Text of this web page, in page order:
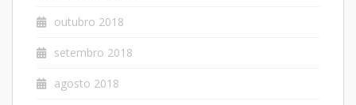
outubro 2018
setembro 2018
agosto 2018